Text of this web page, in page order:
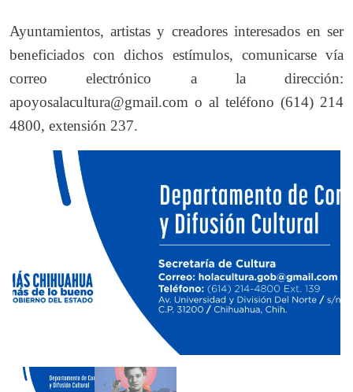
Ayuntamientos, artistas y creadores interesados en ser
beneficiados con dichos estímulos, comunicarse vía
correo electrónico a la dirección:
apoyosalacultura@gmail.com o al teléfono (614) 214
4800, extensión 237.